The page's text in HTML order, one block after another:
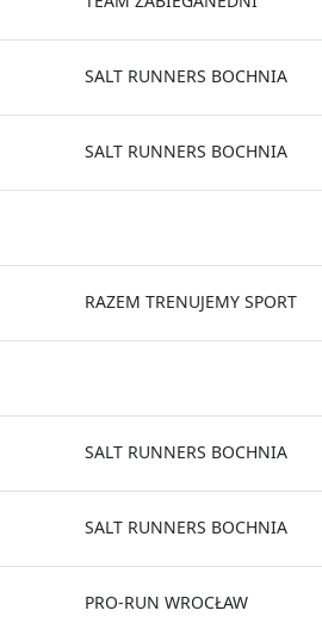
SALT RUNNERS BOCHNIA
SALT RUNNERS BOCHNIA
RAZEM TRENUJEMY SPORT
SALT RUNNERS BOCHNIA
SALT RUNNERS BOCHNIA
PRO-RUN WROCŁAW